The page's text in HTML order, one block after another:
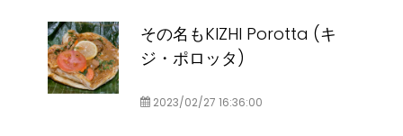
その名もKIZHI Porotta (キ
ジ・ポロッタ)
2023/02/27 16:36:00